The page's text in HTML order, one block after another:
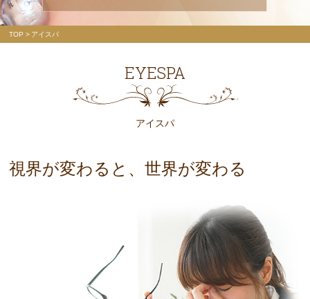
TOP アイスパ
EYESPA
アイスパ
視界が変わると、世界が変わる